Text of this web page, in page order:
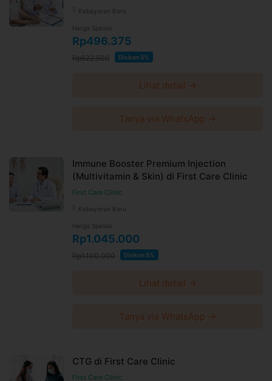
Kebayoran Baru
Harga Spesial
Rp496.375
Rp522.500 Diskon 5%
Lihat detail →
Tanya via WhatsApp →
Immune Booster Premium Injection
(Multivitamin & Skin) di First Care Clinic
First Care Clinic
Kebayoran Baru
Harga Spesial
Rp1.045.000
Rp1.100.000 Diskon 5%
Lihat detail →
Tanya via WhatsApp →
CTG di First Care Clinic
First Care Clinic